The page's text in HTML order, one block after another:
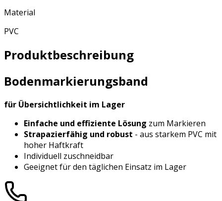
Material
PVC
Produktbeschreibung
Bodenmarkierungsband
für Übersichtlichkeit im Lager
Einfache und effiziente Lösung zum Markieren
Strapazierfähig und robust - aus starkem PVC mit
hoher Haftkraft
Individuell zuschneidbar
Geeignet für den täglichen Einsatz im Lager